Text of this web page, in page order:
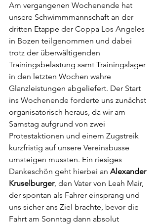
Am vergangenen Wochenende hat
unsere Schwimmmannschaft an der
dritten Etappe der Coppa Los Angeles
in Bozen teilgenommen und dabei
trotz der überwältigenden
Trainingsbelastung samt Trainingslager
in den letzten Wochen wahre
Glanzleistungen abgeliefert. Der Start
ins Wochenende forderte uns zunächst
organisatorisch heraus, da wir am
Samstag aufgrund von zwei
Protestaktionen und einem Zugstreik
kurzfristig auf unsere Vereinsbusse
umsteigen mussten. Ein riesiges
Dankeschön geht hierbei an Alexander
Kruselburger, den Vater von Leah Mair,
der spontan als Fahrer einsprang und
uns sicher ans Ziel brachte, bevor die
Fahrt am Sonntag dann absolut